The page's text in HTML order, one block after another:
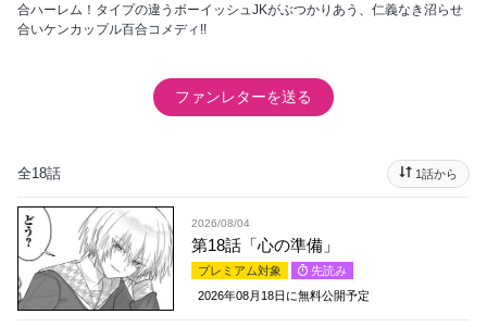
合ハーレム！タイプの違うボーイッシュJKがぶつかりあう、仁義なき沼らせ
合いケンカップル百合コメディ!!
ファンレターを送る
全18話 1話から
2026/08/04
第18話「心の準備」
プレミアム対象
先読み
2026年08月18日 に無料公開予定